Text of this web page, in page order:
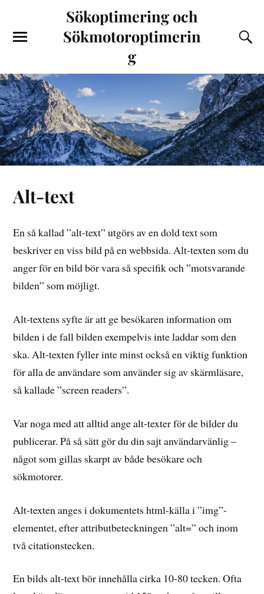
Sökoptimering och
Sökmotoroptimerin
g
Alt-text
En så kallad ”alt-text” utgörs av en dold text som
beskriver en viss bild på en webbsida. Alt-texten som du
anger för en bild bör vara så specifik och ”motsvarande
bilden” som möjligt.
Alt-textens syfte är att ge besökaren information om
bilden i de fall bilden exempelvis inte laddar som den
ska. Alt-texten fyller inte minst också en viktig funktion
för alla de användare som använder sig av skärmläsare,
så kallade ”screen readers”.
Var noga med att alltid ange alt-texter för de bilder du
publicerar. På så sätt gör du din sajt användarvänlig –
något som gillas skarpt av både besökare och
sökmotorer.
Alt-texten anges i dokumentets html-källa i ”img”-
elementet, efter attributbeteckningen ”alt=” och inom
två citationstecken.
En bilds alt-text bör innehålla cirka 10-80 tecken. Ofta